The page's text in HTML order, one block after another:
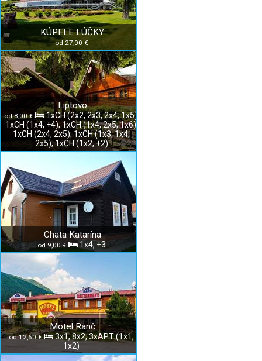
KÚPELE LÚČKY
od 27,00 €
Liptovo
od 8,00 €
1xCH (2x2, 2x3, 2x4, 1x5);
1xCH (1x4, +4); 1xCH (1x4, 2x5, 1x6);
1xCH (2x4, 2x5); 1xCH (1x3, 1x4,
2x5); 1xCH (1x2, +2)
Chata Katarína
od 9,00 € 1x4, +3
Motel Ranč
od 12,60 €
3x1, 8x2, 3xAPT (1x1,
1x2)